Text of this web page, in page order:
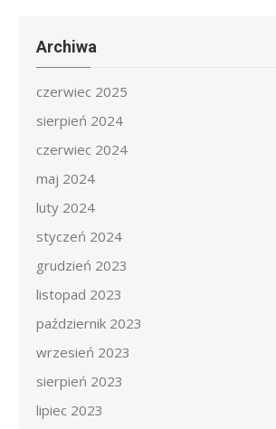
Archiwa
czerwiec 2025
sierpień 2024
czerwiec 2024
maj 2024
luty 2024
styczeń 2024
grudzień 2023
listopad 2023
październik 2023
wrzesień 2023
sierpień 2023
lipiec 2023